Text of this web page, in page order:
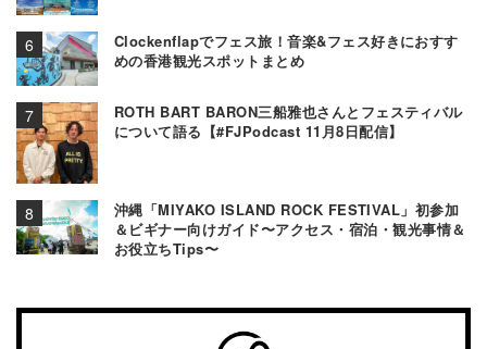
Clockenflapでフェス旅！音楽&フェス好きにおすす
めの香港観光スポットまとめ
ROTH BART BARON三船雅也さんとフェスティバル
について語る【#FJPodcast 11月8日配信】
沖縄「MIYAKO ISLAND ROCK FESTIVAL」初参加
＆ビギナー向けガイド〜アクセス・宿泊・観光事情＆
お役立ちTips〜